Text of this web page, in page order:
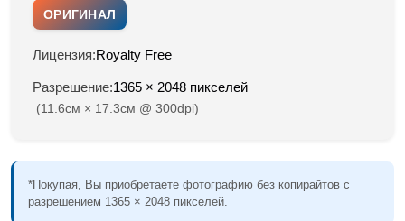
ОРИГИНАЛ
Лицензия:Royalty Free
Разрешение:1365 × 2048 пикселей
(11.6см × 17.3см @ 300dpi)
*Покупая, Вы приобретаете фотографию без копирайтов с
разрешением 1365 × 2048 пикселей.